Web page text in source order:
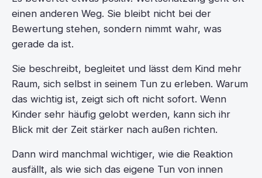
einen anderen Weg. Sie bleibt nicht bei der
Bewertung stehen, sondern nimmt wahr, was
gerade da ist.
Sie beschreibt, begleitet und lässt dem Kind mehr
Raum, sich selbst in seinem Tun zu erleben. Warum
das wichtig ist, zeigt sich oft nicht sofort. Wenn
Kinder sehr häufig gelobt werden, kann sich ihr
Blick mit der Zeit stärker nach außen richten.
Dann wird manchmal wichtiger, wie die Reaktion
ausfällt, als wie sich das eigene Tun von innen